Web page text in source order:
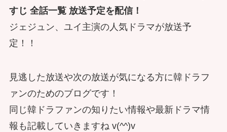
すじ 全話一覧 放送予定を配信！
ジェジュン、ユイ主演の人気ドラマが放送予
定！！
見逃した放送や次の放送が気になる方に韓ドラフ
ァンのためのブログです！
同じ韓ドラファンの知りたい情報や最新ドラマ情
報も記載していきますね v(^^)v